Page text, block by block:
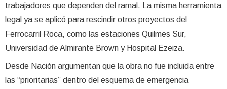
trabajadores que dependen del ramal. La misma herramienta
legal ya se aplicó para rescindir otros proyectos del
Ferrocarril Roca, como las estaciones Quilmes Sur,
Universidad de Almirante Brown y Hospital Ezeiza.
Desde Nación argumentan que la obra no fue incluida entre
las “prioritarias” dentro del esquema de emergencia